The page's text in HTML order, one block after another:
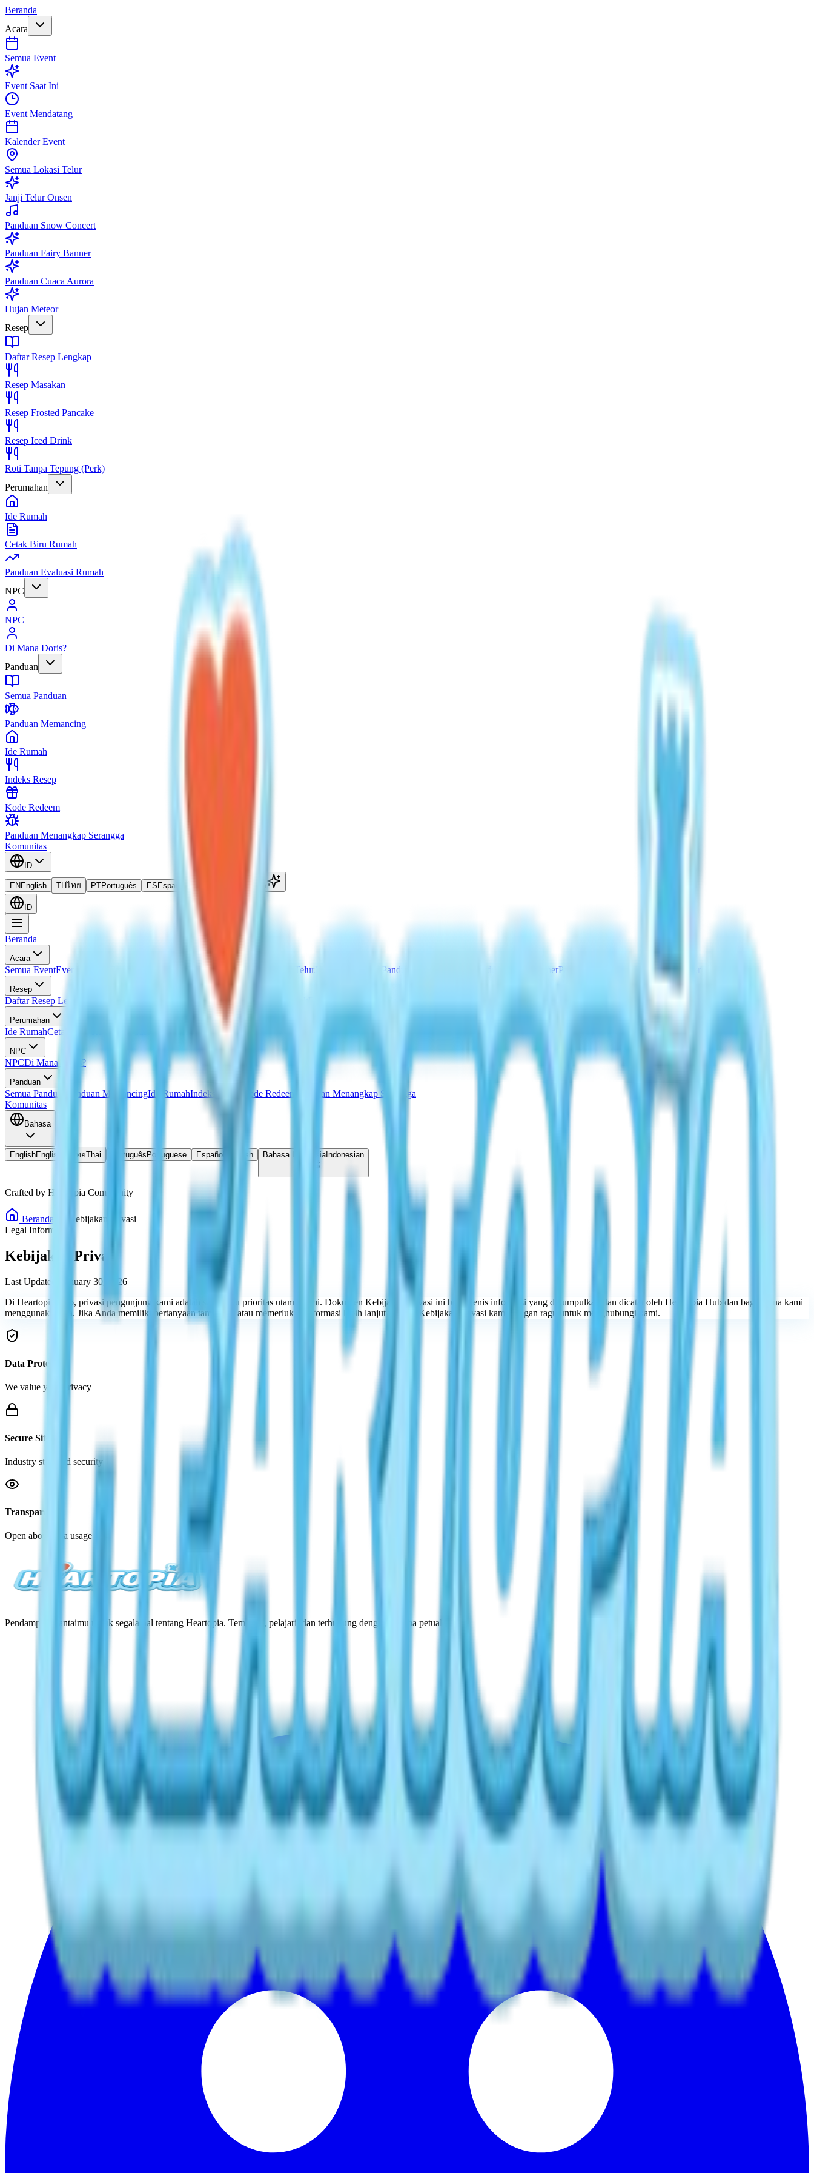
Beranda
Acara
Semua Event
Event Saat Ini
Event Mendatang
Kalender Event
Semua Lokasi Telur
Janji Telur Onsen
Panduan Snow Concert
Panduan Fairy Banner
Panduan Cuaca Aurora
Hujan Meteor
Resep
Daftar Resep Lengkap
Resep Masakan
Resep Frosted Pancake
Resep Iced Drink
Roti Tanpa Tepung (Perk)
Perumahan
Ide Rumah
Cetak Biru Rumah
Panduan Evaluasi Rumah
NPC
NPC
Di Mana Doris?
Panduan
Semua Panduan
Panduan Memancing
Ide Rumah
Indeks Resep
Kode Redeem
Panduan Menangkap Serangga
Komunitas
ID
EN English THไทย PTPortuguês ES Español
ID
Beranda
Acara
Semua EventEvent Saat Ini Kalender EventSemua Lokasi TelurJanji Telur Onsen Panduan Snow Concert Panduan Fairy BannerPanduan Cuaca Aurora Hujan Meteor
Resep
Daftar Resep Lengkap Resep Frosted Pancake
Perumahan
Ide RumahCetak Biru Rumah
NPC
NPCDi Mana Doris?
Panduan
Semua Panduan Panduan MemancingIde RumahIndeks Resep Kode Redeem
Panduan Menangkap Serangga
Komunitas
Bahasa
EnglishEnglish ไทยThai Português Portuguese Español Spanish Bahasa IndonesiaIndonesian
Crafted by Heartopia Community
Beranda
Kebijakan Privasi
Legal Information
Kebijakan Privasi
Last Updated: January 30, 2026
Di Heartopia Hub, privasi pengunjung kami adalah salah satu prioritas utama kami. Dokumen Kebijakan Privasi ini berisi jenis informasi yang dikumpulkan dan dicatat oleh Heartopia Hub dan bagaimana kami
menggunakannya. Jika Anda memiliki pertanyaan tambahan atau memerlukan informasi lebih lanjut tentang Kebijakan Privasi kami, jangan ragu untuk menghubungi kami.
Data Protection
We value your privacy
Secure Site
Industry standard security
Transparency
Open about data usage
Pendamping santaimu untuk segala hal tentang Heartopia. Temukan, pelajari, dan terhubung dengan sesama petualang.